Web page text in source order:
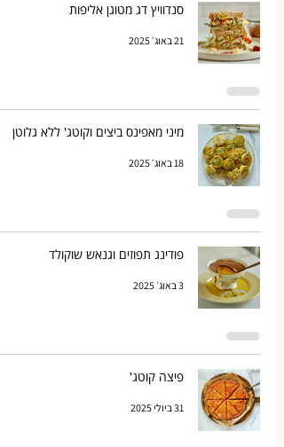
סנדוויץ דג מטוגן אליפות
21 באוג׳ 2025
מיני מאפינס ביצים וקוטג' ללא גלוטן
18 באוג׳ 2025
פודינג תפוזים וגנאש שוקולד
3 באוג׳ 2025
פיצה קוטג'
31 ביולי 2025